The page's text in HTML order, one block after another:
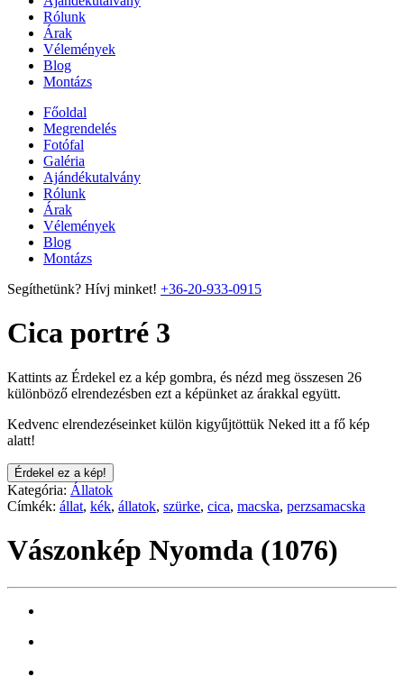
Rólunk
Árak
Vélemények
Blog
Montázs
Főoldal
Megrendelés
Fotófal
Galéria
Ajándékutalvány
Rólunk
Árak
Vélemények
Blog
Montázs
Segíthetünk? Hívj minket! +36-20-933-0915
Cica portré 3
Kattints az Érdekel ez a kép gombra, és nézd meg összesen 26
különböző elrendezésben ezt a képünket az árakkal együtt.
Kedvenc elrendezéseinket külön kigyűjtöttük Neked itt a fő kép
alatt!
Érdekel ez a kép!
Kategória: Állatok
Címkék: állat, kék, állatok, szürke, cica, macska, perzsamacska
Vászonkép Nyomda (1076)